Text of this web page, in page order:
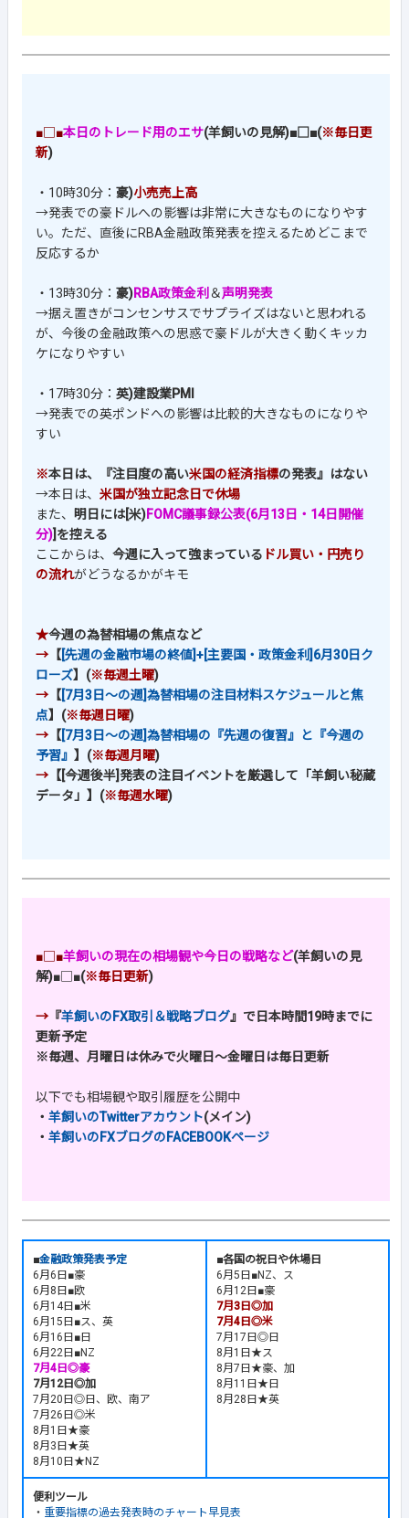
■□■本日のトレード用のエサ(羊飼いの見解)■□■(※毎日更
新)
・10時30分： 豪)小売売上高
→発表での豪ドルへの影響は非常に大きなものになりやす
い。ただ、直後にRBA金融政策発表を控えるためどこまで
反応するか
・13時30分： 豪)RBA政策金利 ＆声明発表
→据え置きがコンセンサスでサプライズはないと思われる
が、今後の金融政策への思惑で豪ドルが大きく動くキッカ
ケになりやすい
・17時30分： 英)建設業PMI
→発表での英ポンドへの影響は比較的大きなものになりや
すい
※本日は、『注目度の高い米国の経済指標の発表』はない
→本日は、 米国が独立記念日で休場
また、 明日には[米)FOMC議事録公表(6月13日・14日開催
分)]を控える
ここからは、 今週に入って強まっている ドル買い・円売り
の流れがどうなるかがキモ
★今週の為替相場の焦点など
→ 【[先週の金融市場の終値]+[主要国・政策金利]6月30日ク
ローズ】(※毎週土曜)
→ 【[7月3日～の週]為替相場の注目材料スケジュールと焦
点】(※毎週日曜)
→ 【[7月3日～の週]為替相場の『先週の復習』と『今週の
予習』 】(※毎週月曜)
→ 【[今週後半]発表の注目イベントを厳選して「羊飼い秘蔵
データ」】(※毎週水曜)
■□■羊飼いの現在の相場観や今日の戦略など(羊飼いの見
解)■□■(※毎日更新)
→ 『羊飼いのFX取引＆戦略ブログ』で日本時間19時までに
更新予定
※毎週、月曜日は休みで火曜日～金曜日は毎日更新
以下でも相場観や取引履歴を公開中
・ 羊飼いのTwitterアカウント(メイン)
・ 羊飼いのFXブログのFACEBOOKページ
■金融政策発表予定
6月6日■豪
6月8日■欧
6月14日■米
6月15日■ス、英
6月16日■日
6月22日■NZ
7月4日◎豪
7月12日◎加
7月20日◎日、欧、南ア
7月26日◎米
8月1日★豪
8月3日★英
8月10日★NZ
■各国の祝日や休場日
6月5日■NZ、ス
6月12日■豪
7月3日◎加
7月4日◎米
7月17日◎日
8月1日★ス
8月7日★豪、加
8月11日★日
8月28日★英
便利ツール
・ 重要指標の過去発表時のチャート早見表